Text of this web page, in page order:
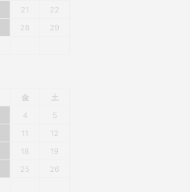
21
22
28
29
金
土
4
5
11
12
18
19
25
26